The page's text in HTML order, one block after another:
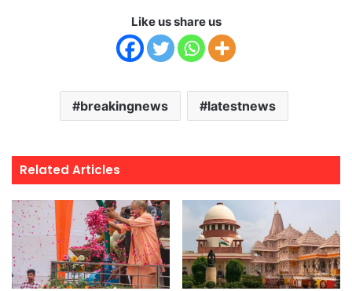
Like us share us
breakingnews latestnews
Related Articles